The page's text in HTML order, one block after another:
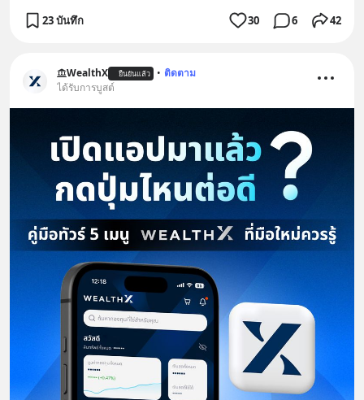
23 บันทึก 30 6 42
WealthX ยืนยันแล้ว • ติดตาม
ได้รับการบูสต์